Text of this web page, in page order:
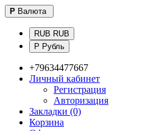
Р Валюта
RUB RUB
Р Рубль
+79634477667
Личный кабинет
Регистрация
Авторизация
Закладки (0)
Корзина